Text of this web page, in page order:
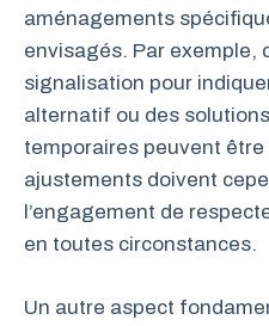
aménagements
envisagés. Par exemple,
signalisation pour
alternatif ou des
temporaires peuvent
ajustements doivent
l’engagement de
en toutes circonstances.
Un autre aspect